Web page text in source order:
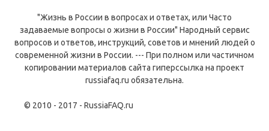
"Жизнь в России в вопросах и ответах, или Часто
задаваемые вопросы о жизни в России" Народный сервис
вопросов и ответов, инструкций, советов и мнений людей о
современной жизни в России. --- При полном или частичном
копировании материалов сайта гиперссылка на проект
russiafaq.ru обязательна.
© 2010 - 2017 - RussiaFAQ.ru